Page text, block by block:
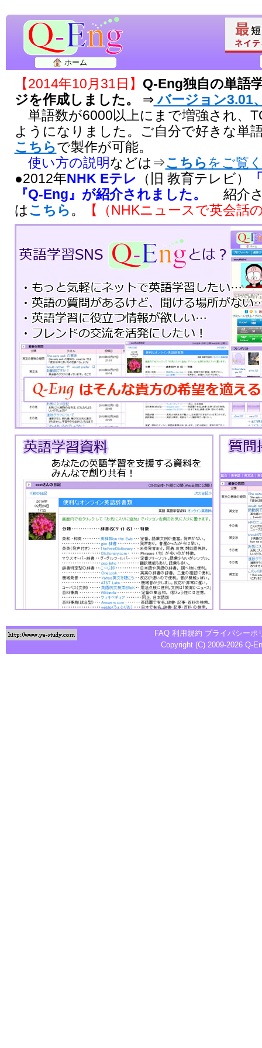
ホーム
【2014年10月31日】 Q-Eng独自の単語
ジを作成しました。
⇒ バージョン3.01
単語数が6000以上にまで増強され、
ようになりました。ご自分で好きな単
こちらで製作が可能。
使い方の説明などは⇒こちらをご覧
●2012年NHK Eテレ （旧 教育テレビ）
『Q-Eng』が紹介されました。
紹介さ
はこちら。 【（NHKニュースで英会話
FAQ 利用規約 プライバシーポ
Copyright (C) 2009-2026 Q-